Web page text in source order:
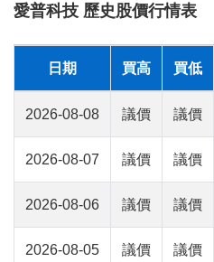
愛普科技 歷史股價行情表
日期 買高 買低
2026-08-08 議價 議價
2026-08-07 議價 議價
2026-08-06 議價 議價
2026-08-05 議價 議價